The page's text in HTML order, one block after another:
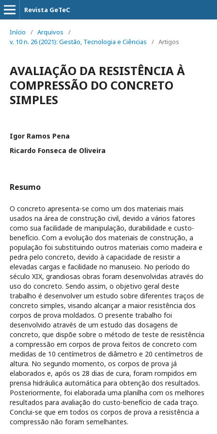
Revista GeTeC
Início / Arquivos
/
v. 10 n. 26 (2021): Gestão, Tecnologia e Ciências
/ Artigos
AVALIAÇÃO DA RESISTÊNCIA À
COMPRESSÃO DO CONCRETO
SIMPLES
Igor Ramos Pena
Ricardo Fonseca de Oliveira
Resumo
O concreto apresenta-se como um dos materiais mais
usados na área de construção civil, devido a vários fatores
como sua facilidade de manipulação, durabilidade e custo-
benefício. Com a evolução dos materiais de construção, a
população foi substituindo outros materiais como madeira e
pedra pelo concreto, devido à capacidade de resistir a
elevadas cargas e facilidade no manuseio. No período do
século XIX, grandiosas obras foram desenvolvidas através do
uso do concreto. Sendo assim, o objetivo geral deste
trabalho é desenvolver um estudo sobre diferentes traços de
concreto simples, visando alcançar a maior resistência dos
corpos de prova moldados. O presente trabalho foi
desenvolvido através de um estudo das dosagens de
concreto, que dispõe sobre o método de teste de resistência
a compressão em corpos de prova feitos de concreto com
medidas de 10 centímetros de diâmetro e 20 centímetros de
altura. No segundo momento, os corpos de prova já
elaborados e, após os 28 dias de cura, foram rompidos em
prensa hidráulica automática para obtenção dos resultados.
Posteriormente, foi elaborada uma planilha com os melhores
resultados para avaliação do custo-benefício de cada traço.
Conclui-se que em todos os corpos de prova a resistência a
compressão não foram semelhantes.